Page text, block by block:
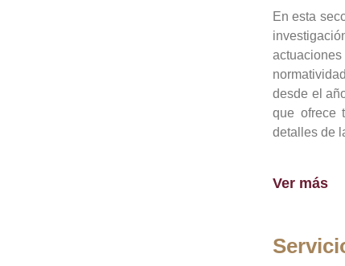
En esta
desde el
que ofrece
detalles de
Ver más